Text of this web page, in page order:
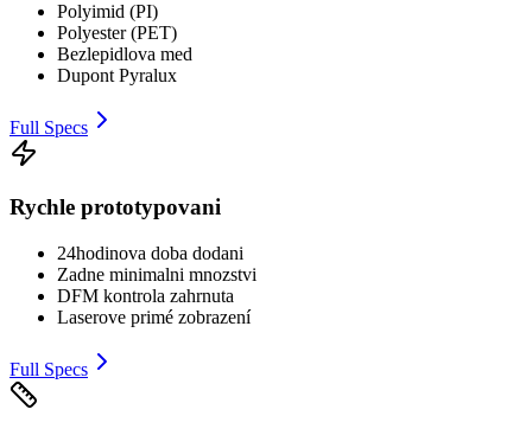
Polyimid (PI)
Polyester (PET)
Bezlepidlova med
Dupont Pyralux
Full Specs
Rychle prototypovani
24hodinova doba dodani
Zadne minimalni mnozstvi
DFM kontrola zahrnuta
Laserove primé zobrazení
Full Specs